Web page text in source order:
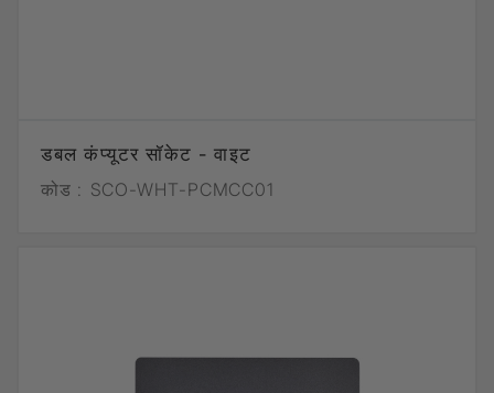
डबल कंप्यूटर सॉकेट - वाइट
कोड : SCO-WHT-PCMCC01